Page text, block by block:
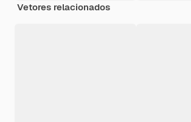
Vetores relacionados